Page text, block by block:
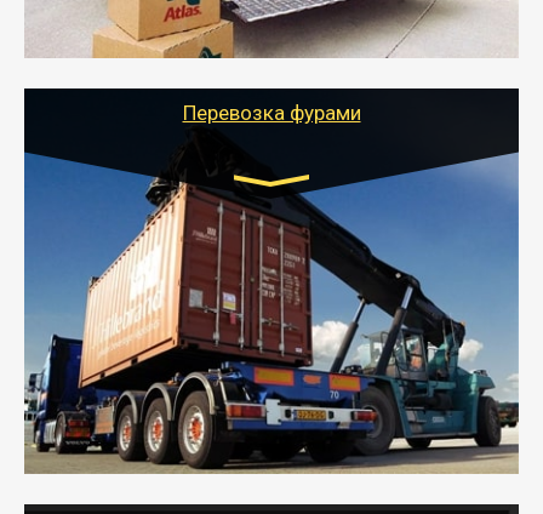
качественно организует переезд к новому месту
службы или работы с гарантией сохранности груза и
оформлением документов, подтверждающих
Перевозка фурами
Транспорт:
Еврофура Тент от 5 до 10 тонн
грузоподъемность
от 10 000 руб. Возможен догруз
- Доставка фурой до 20 т возможна для больших
объемов грузов, упакованных в коробки, мешки,
паллеты и россыпью в самые отдаленные места
России с гарантией полной сохранности.
- Тайгер Логистик предоставляет услуги по
грузоперевозкам для физических и юридических лиц